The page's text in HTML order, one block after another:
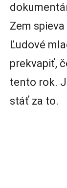
Zem
Ľudové
prekvapiť,
tento rok.
stáť za to.